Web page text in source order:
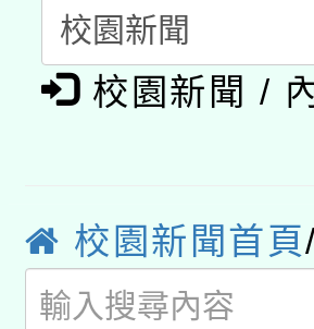
國立臺灣師
年度健康促
函轉國家教
原住民族教
轉知教育部
方素養工作
函轉國立臺
「族語學習
文教學共融
件」活動簡章
教育部國民
年度COVID-
校園新聞 /
校園新聞首頁